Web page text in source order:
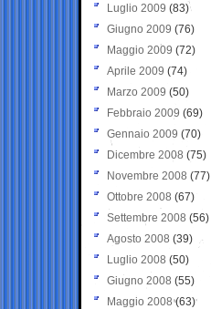
Luglio 2009 (83)
Giugno 2009 (76)
Maggio 2009 (72)
Aprile 2009 (74)
Marzo 2009 (50)
Febbraio 2009 (69)
Gennaio 2009 (70)
Dicembre 2008 (75)
Novembre 2008 (77)
Ottobre 2008 (67)
Settembre 2008 (56)
Agosto 2008 (39)
Luglio 2008 (50)
Giugno 2008 (55)
Maggio 2008(63)